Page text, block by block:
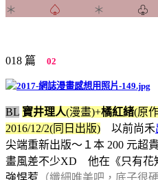
＊
♤ ＊
018 篇 02
BL 寶井理人(漫畫)+橘紅緒(原
2016/12/2(同日出版) 以前尚禾
尖端重新出版～１本 200 元超
畫風差不少XD 他在《只有花
強悍惹 （纖細唯美吧，底子很